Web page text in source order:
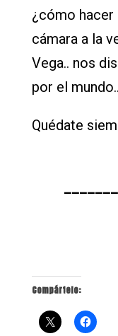
¿cómo hacer
cámara a la
Vega.. nos
por el
Quédate
Compártelo: